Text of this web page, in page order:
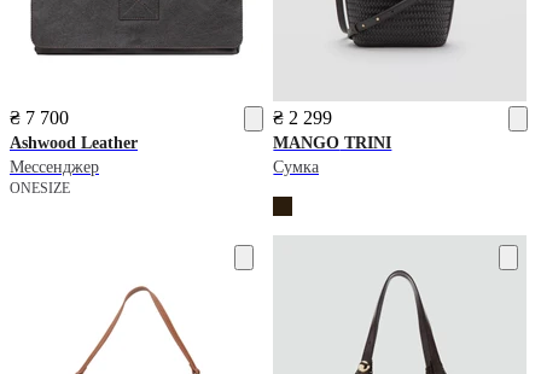
₴ 7 700
Ashwood Leather
Мессенджер
ONESIZE
₴ 2 299
MANGO TRINI
Сумка